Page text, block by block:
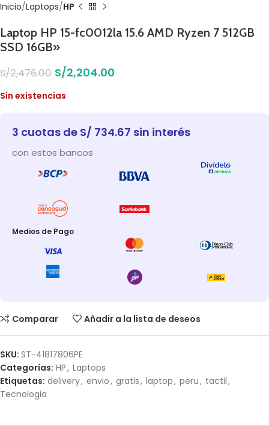
Inicio Laptops HP
Laptop HP 15-fc0012la 15.6 AMD Ryzen 7 512GB
SSD 16GB»
S/2,476.00 S/2,204.00
Sin existencias
3 cuotas de S/ 734.67 sin interés
con estos bancos
Medios de Pago
Comparar Añadir a la lista de deseos
SKU: ST-41817806PE
Categorías: HP, Laptops
Etiquetas: delivery, envio, gratis, laptop, peru, tactil,
Tecnologia